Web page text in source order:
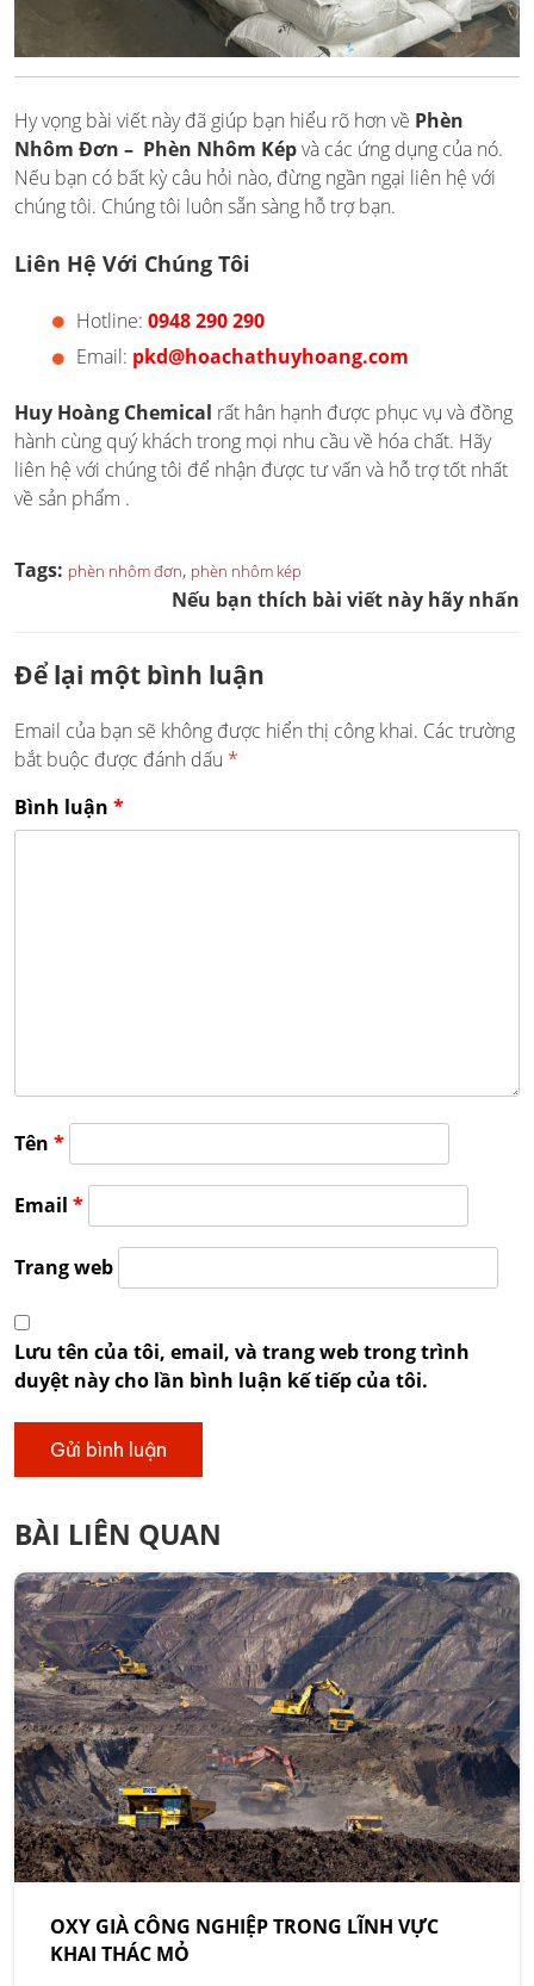
Hy vọng bài viết này đã giúp bạn hiểu rõ hơn về Phèn
Nhôm Đơn – Phèn Nhôm Képvà các ứng dụng của nó.
Nếu bạn có bất kỳ câu hỏi nào, đừng ngần ngại liên hệ với
chúng tôi. Chúng tôi luôn sẵn sàng hỗ trợ bạn.
Liên Hệ Với Chúng Tôi
Hotline: 0948 290 290
Email: pkd@hoachathuyhoang.com
Huy Hoàng Chemical rất hân hạnh được phục vụ và đồng
hành cùng quý khách trong mọi nhu cầu về hóa chất. Hãy
liên hệ với chúng tôi để nhận được tư vấn và hỗ trợ tốt nhất
về sản phẩm .
Tags: phèn nhôm đơn, phèn nhôm kép
Nếu bạn thích bài viết này hãy nhấn
Để lại một bình luận
Email của bạn sẽ không được hiển thị công khai. Các trường
bắt buộc được đánh dấu *
Bình luận *
Tên *
Email *
Trang web
Lưu tên của tôi, email, và trang web trong trình
duyệt này cho lần bình luận kế tiếp của tôi.
BÀI LIÊN QUAN
OXY GIÀ CÔNG NGHIỆP TRONG LĨNH VỰC
KHAI THÁC MỎ